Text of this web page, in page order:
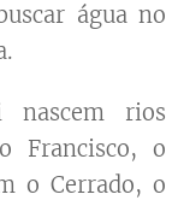
água no
nascem rios
Francisco, o
o Cerrado, o